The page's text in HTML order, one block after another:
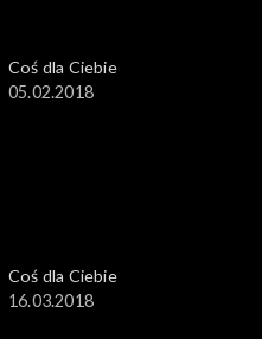
Coś dla Ciebie
05.02.2018
Coś dla Ciebie
16.03.2018